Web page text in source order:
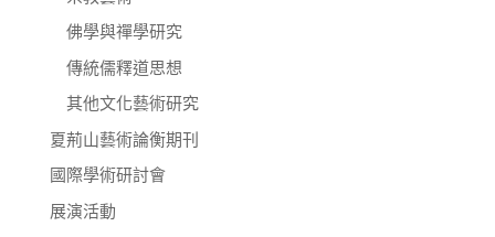
佛學與禪學研究
傳統儒釋道思想
其他文化藝術研究
夏荊山藝術論衡期刊
國際學術研討會
展演活動